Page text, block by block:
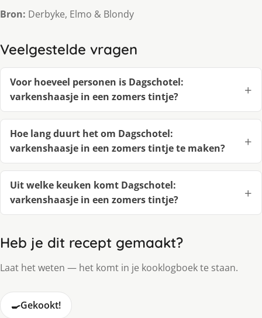
Bron: Derbyke, Elmo & Blondy
Veelgestelde vragen
Voor hoeveel personen is Dagschotel:
varkenshaasje in een zomers tintje?
Hoe lang duurt het om Dagschotel:
varkenshaasje in een zomers tintje te maken?
Uit welke keuken komt Dagschotel:
varkenshaasje in een zomers tintje?
Heb je dit recept gemaakt?
Laat het weten — het komt in je kooklogboek te staan.
🍳Gekookt!